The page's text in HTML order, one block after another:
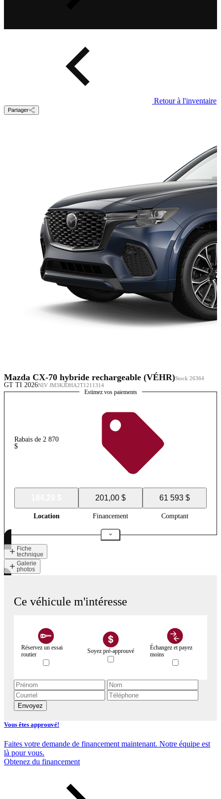
Retour à l'inventaire
Partager
Mazda CX-70 hybride rechargeable (VÉHR)Stock 26364
GT TI 2026NIV JM3KJDHA2T1211314
Estimez vos paiements
Rabais de 2 870
$
201,00 $ 61 593 $
Location Financement Comptant
Fiche
technique
Galerie
photos
Ce véhicule m'intéresse
Réservez un essai
routier
Soyez pré-approuvé
Échangez et payez
moins
Envoyez
Vous êtes approuvé!
Faites votre demande de financement maintenant. Notre équipe est
là pour vous.
Obtenez du financement